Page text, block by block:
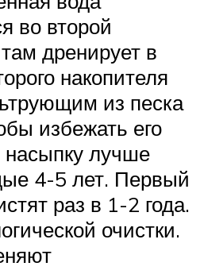
во второй
дренирует в
накопителя
из песка
избежать его
насыпку лучше
4-5 лет. Первый
раз в 1-2 года.
очистки.